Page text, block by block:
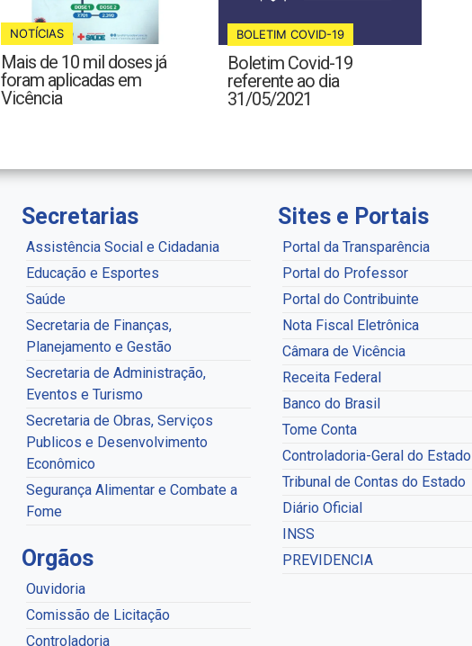
NOTÍCIAS
Mais de 10 mil doses já
foram aplicadas em
Vicência
BOLETIM COVID-19
Boletim Covid-19
referente ao dia
31/05/2021
Secretarias
Assistência Social e Cidadania
Educação e Esportes
Saúde
Secretaria de Finanças,
Planejamento e Gestão
Secretaria de Administração,
Eventos e Turismo
Secretaria de Obras, Serviços
Publicos e Desenvolvimento
Econômico
Segurança Alimentar e Combate a
Fome
Orgãos
Ouvidoria
Comissão de Licitação
Controladoria
Sites e Portais
Portal da Transparência
Portal do Professor
Portal do Contribuinte
Nota Fiscal Eletrônica
Câmara de Vicência
Receita Federal
Banco do Brasil
Tome Conta
Controladoria-Geral do Estado
Tribunal de Contas do Estado
Diário Oficial
INSS
PREVIDENCIA